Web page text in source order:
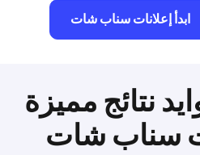
ابدأ إعلانات سناب شات
نتائج مميزة
سناب شات